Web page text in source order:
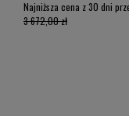
Najniższa cena z 30 dni
3 672,00 zł